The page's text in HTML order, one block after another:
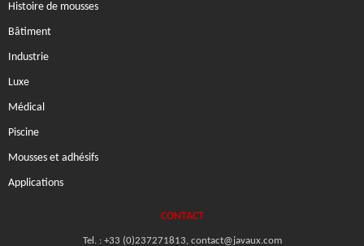
Histoire de mousses
Bâtiment
Industrie
Luxe
Médical
Piscine
Mousses et adhésifs
Applications
CONTACT
Tel. : +33 (0)237271813, contact@javaux.com